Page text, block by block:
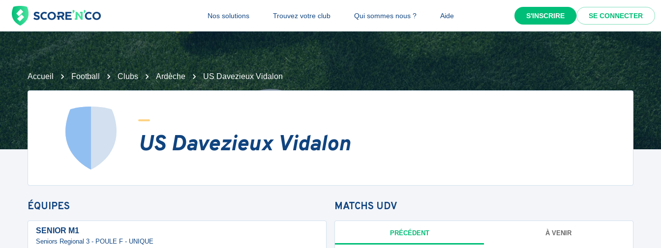
Nos solutions Trouvez votre club Qui sommes nous ? Aide S'INSCRIRE SE CONNECTER
Accueil Football Clubs Ardèche US Davezieux Vidalon
US Davezieux Vidalon
ÉQUIPES
SENIOR M1
Seniors Regional 3 - POULE F - UNIQUE
MATCHS UDV
PRÉCÉDENT À VENIR